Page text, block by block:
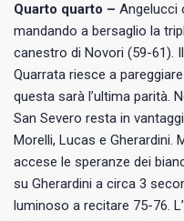
Quarto quarto – Angelucci
mandando a bersaglio la
canestro di Novori (59-61).
Quarrata riesce a
questa sarà l’ultima parità.
San Severo resta in
Morelli, Lucas e Gherardini.
accese le speranze dei
su Gherardini a circa 3
luminoso a recitare 75-76.